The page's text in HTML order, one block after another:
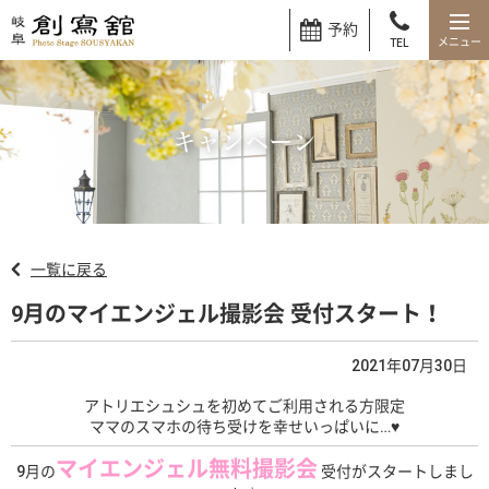
予約
TEL
キャンペーン
一覧に戻る
9月のマイエンジェル撮影会 受付スタート！
2021年07月30日
アトリエシュシュを初めてご利用される方限定
ママのスマホの待ち受けを幸せいっぱいに…♥
9月のマイエンジェル無料撮影会 受付がスタートしまし